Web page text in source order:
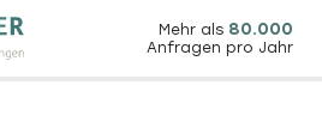
Mehr als 80.000
Anfragen pro Jahr